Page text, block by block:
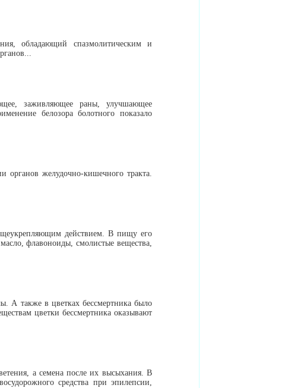
обладающий спазмолитическим и
заживляющее раны, улучшающее
белозора болотного показало
органов желудочно-кишечного тракта.
действием. В пищу его
флавоноиды, смолистые вещества,
А также в цветках бессмертника было
цветки бессмертника оказывают
а семена после их высыхания. В
средства при эпилепсии,